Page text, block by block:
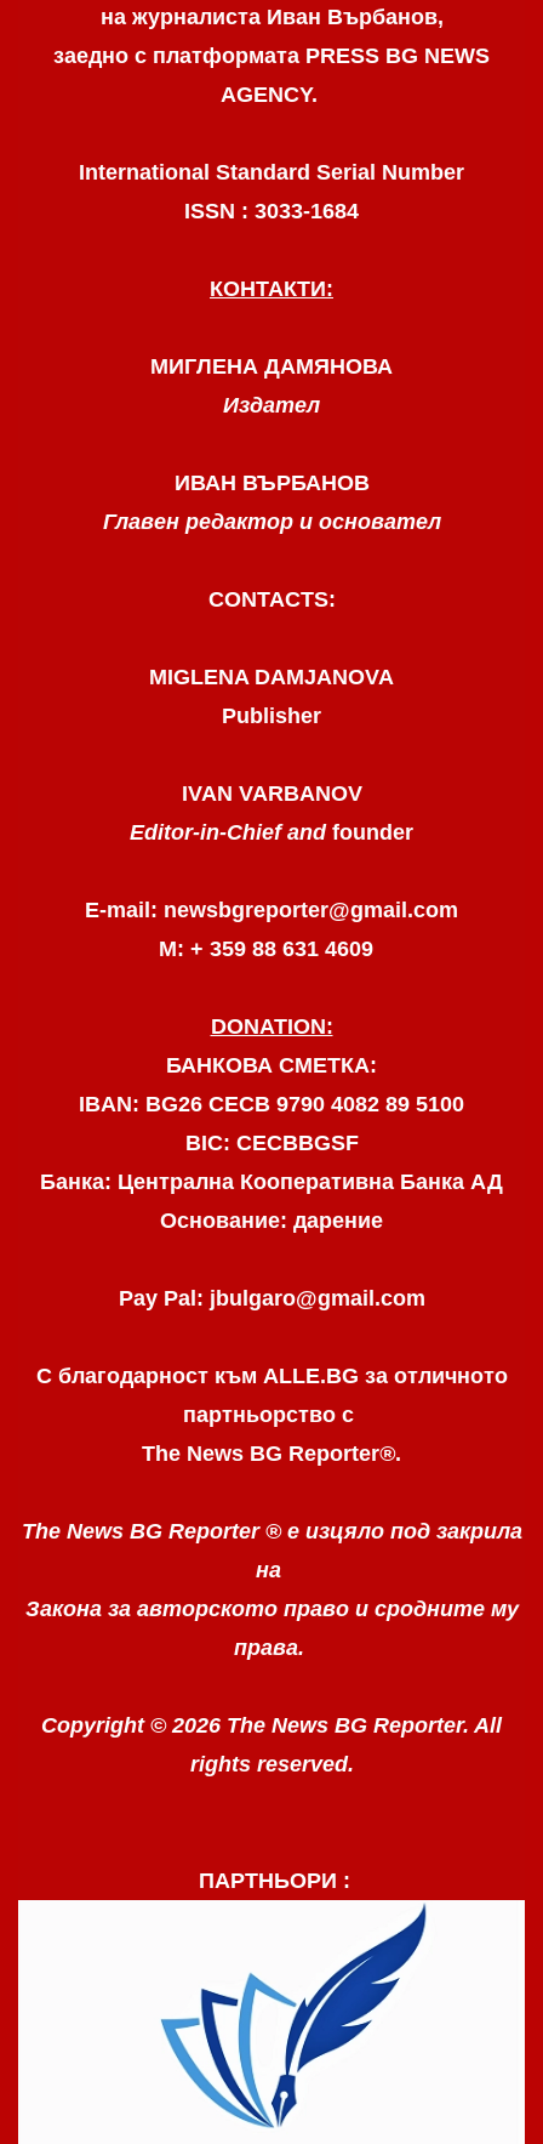
на журналиста Иван Върбанов,
заедно с платформата PRESS BG NEWS
AGENCY.
International Standard Serial Number
ISSN : 3033-1684
КОНТАКТИ:
МИГЛЕНА ДАМЯНОВА
Издател
ИВАН ВЪРБАНОВ
Главен редактор и основател
CONTACTS:
MIGLENA DAMJANOVA
Publisher
IVAN VARBANOV
Editor-in-Chief and founder
E-mail: newsbgreporter@gmail.com
М: + 359 88 631 4609
DONATION:
БАНКОВА СМЕТКА:
IBAN: BG26 CECB 9790 4082 89 5100
BIC: CECBBGSF
Банка: Централна Кооперативна Банка АД
Основание: дарение
Pay Pal: jbulgaro@gmail.com
С благодарност към ALLE.BG за отличното
партньорство с
The News BG Reporter®.
The News BG Reporter ® е изцяло под закрила
на
Закона за авторското право и сродните му
права.
Copyright © 2026 The News BG Reporter. All
rights reserved.
ПАРТНЬОРИ :